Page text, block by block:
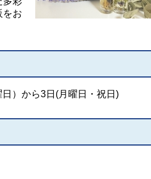
をお
）から3日(月曜日・祝日)